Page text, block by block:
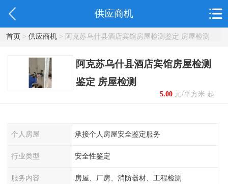
供应商机
首页> 供应商机> 阿克苏乌什县酒店宾馆房屋检测鉴定 房屋检测
阿克苏乌什县酒店宾馆房屋检测
鉴定 房屋检测
5.00元/平方米 起
个人房屋 承接个人房屋安全鉴定服务
行业类型 安全性鉴定
服务内容 房屋、厂房、消防器材、工程检测